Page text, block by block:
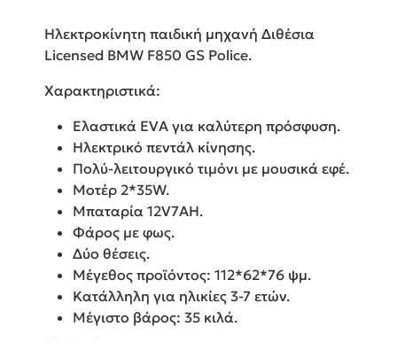
Ηλεκτροκίνητη παιδική μηχανή Διθέσια
Licensed BMW F850 GS Police.
Χαρακτηριστικά:
Ελαστικά EVA για καλύτερη πρόσφυση.
Ηλεκτρικό πεντάλ κίνησης.
Πολύ-λειτουργικό τιμόνι με μουσικά εφέ.
Μοτέρ 2*35W.
Μπαταρία 12V7AH.
Φάρος με φως.
Δύο θέσεις.
Μέγεθος προϊόντος: 112*62*76 ψμ.
Κατάλληλη για ηλικίες 3-7 ετών.
Μέγιστο βάρος: 35 κιλά.